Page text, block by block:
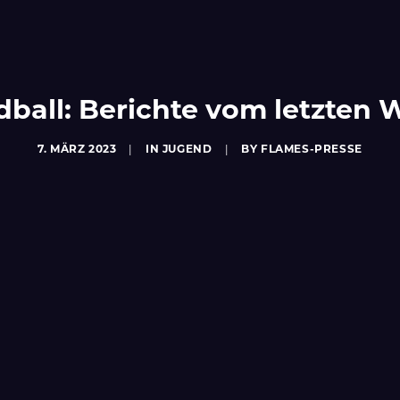
Berichte vom letzten
7. MÄRZ 2023 IN JUGEND BY FLAMES-PRESSE